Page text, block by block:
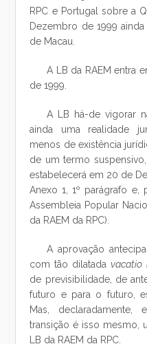
RPC e Portugal sobre a
Dezembro de 1999
de Macau.
A LB da RAEM entra
de 1999.
A LB há-de vigorar
ainda uma realidade
menos de existência
de um termo
estabelecerá em 20 de
Anexo 1, 1º parágrafo e,
Assembleia Popular
da RAEM da RPC).
A aprovação
com tão dilatada vacatio
de previsibilidade, de
futuro e para o futuro,
Mas,
transição é isso mesmo,
LB da RAEM da RPC.